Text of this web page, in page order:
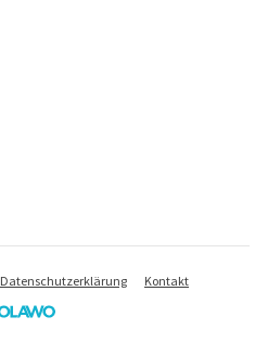
Datenschutzerklärung Kontakt